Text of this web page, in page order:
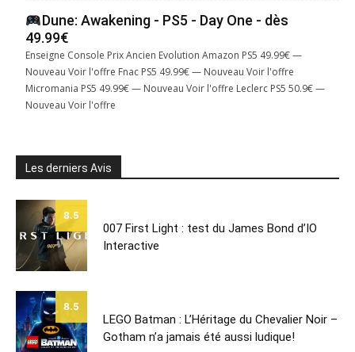
Dune: Awakening - PS5 - Day One - dès
49.99€
Enseigne Console Prix Ancien Evolution Amazon PS5 49.99€ —
Nouveau Voir l'offre Fnac PS5 49.99€ — Nouveau Voir l'offre
Micromania PS5 49.99€ — Nouveau Voir l'offre Leclerc PS5 50.9€ —
Nouveau Voir l'offre
Les derniers Avis
8.5
007 First Light : test du James Bond d’IO
Interactive
8.5
LEGO Batman : L’Héritage du Chevalier Noir –
Gotham n’a jamais été aussi ludique!